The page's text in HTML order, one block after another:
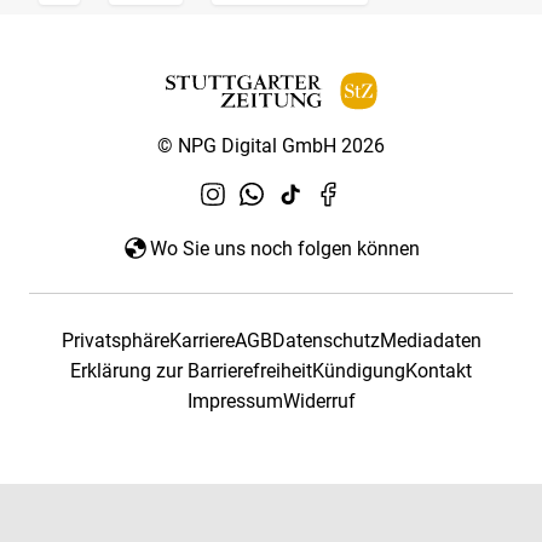
© NPG Digital GmbH 2026
Wo Sie uns noch folgen können
PrivatsphäreKarriereAGBDatenschutzMediadaten
Erklärung zur BarrierefreiheitKündigungKontakt
ImpressumWiderruf